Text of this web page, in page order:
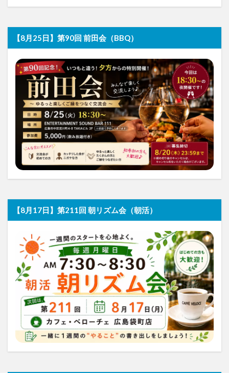
【8月25日】第90回 前田会（BBQ）
【8月17日】第211回 朝リズム会（朝活）